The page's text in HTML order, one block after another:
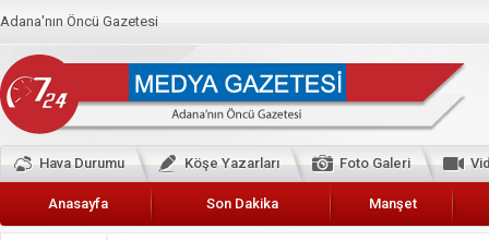
Adana'nın Öncü Gazetesi
Hava Durumu Köşe Yazarları Foto Galeri
Anasayfa Son Dakika Manşet